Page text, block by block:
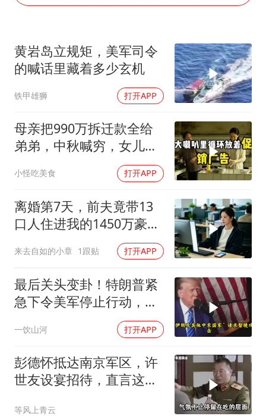
OpenAI为免费用户升级GPT-5.6 Luna
“中国蔬菜之乡”最高温达41.8℃
27岁女子成组织卖淫集团主犯被通缉
如何把百年大党建设得更加坚强有力？
黄岩岛立规矩，美军司令
的喊话里藏着多少玄机
铁甲雄狮 打开APP
母亲把990万拆迁款全给
弟弟，中秋喊穷，女儿笑
怼：你的钱又没给我
小怪吃美食 打开APP
离婚第7天，前夫竟带13
口人住进我的1450万豪
来去自如的小章 1跟贴 打开APP
最后关头变卦！特朗普紧
急下令美军停止行动，他
认清了残酷的现实！
一饮山河 打开APP
彭德怀抵达南京军区，许
世友设宴招待，直言这是
等风上青云